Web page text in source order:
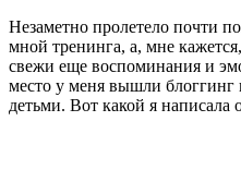
Незаметно пролетело почти
мной тренинга, а, мне
свежи еще воспоминания и
место у меня вышли блоггинг
детьми. Вот какой я написала